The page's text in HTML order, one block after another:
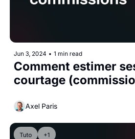
Jun 3, 2024 • 1 min read
Comment estimer
courtage
Brokers?
Axel Paris
Tuto +1